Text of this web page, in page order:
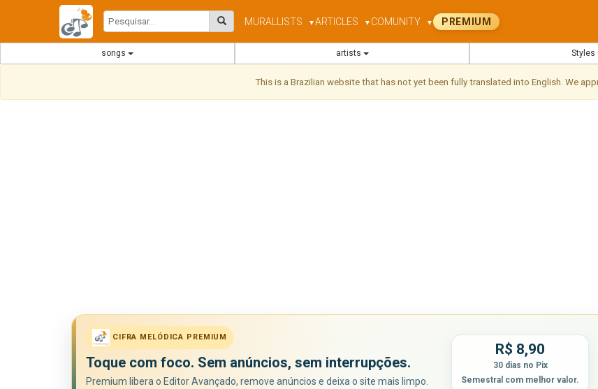
MURAL LISTS ▼ARTICLES ▼ COMUNITY ▼ PREMIUM
songs artists Styles
This is a Brazilian website that has not yet been fully translated into English. We
CIFRA MELÓDICA PREMIUM
Toque com foco. Sem anúncios, sem interrupções.
Premium libera o Editor Avançado, remove anúncios e deixa o site mais limpo.
R$ 8,90
30 dias no Pix
Semestral com melhor valor.